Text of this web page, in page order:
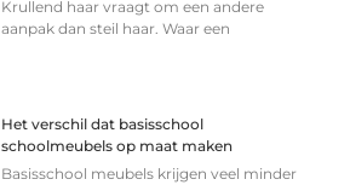
Krullend haar vraagt om een andere
aanpak dan steil haar. Waar een
Het verschil dat basisschool
schoolmeubels op maat maken
Basisschool meubels krijgen veel minder